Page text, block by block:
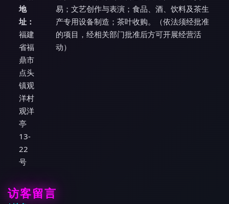
地
址：
福建
省福
鼎市
点头
镇观
洋村
观洋
亭
13-
22
号
易；文艺创作与表演；食品、酒、饮料及茶生
产专用设备制造；茶叶收购。（依法须经批准
的项目，经相关部门批准后方可开展经营活
动）
访客留言